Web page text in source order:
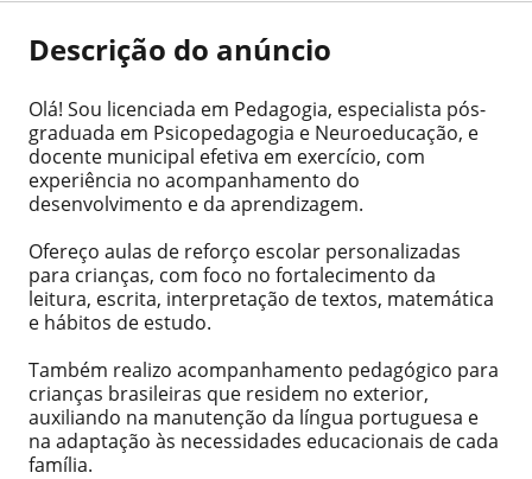
Descrição do anúncio
Olá! Sou licenciada em Pedagogia, especialista pós-
graduada em Psicopedagogia e Neuroeducação, e
docente municipal efetiva em exercício, com
experiência no acompanhamento do
desenvolvimento e da aprendizagem.
Ofereço aulas de reforço escolar personalizadas
para crianças, com foco no fortalecimento da
leitura, escrita, interpretação de textos, matemática
e hábitos de estudo.
Também realizo acompanhamento pedagógico para
crianças brasileiras que residem no exterior,
auxiliando na manutenção da língua portuguesa e
na adaptação às necessidades educacionais de cada
família.